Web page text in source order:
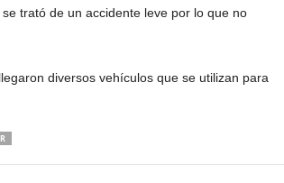
trató de un accidente leve por lo que no
diversos vehículos que se utilizan para